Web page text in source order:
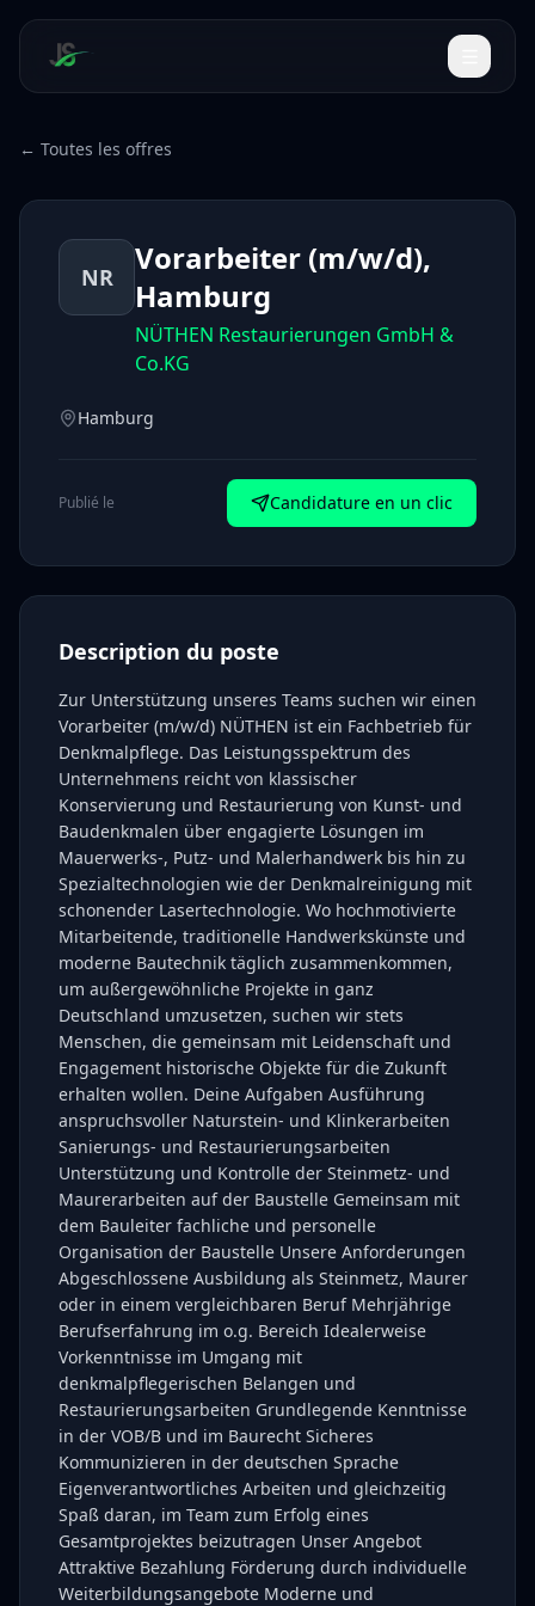
← Toutes les offres
NR
Vorarbeiter (m/w/d),
Hamburg
NÜTHEN Restaurierungen GmbH &
Co.KG
Hamburg
Publié le Candidature en un clic
Description du poste
Zur Unterstützung unseres Teams suchen wir einen
Vorarbeiter (m/w/d) NÜTHEN ist ein Fachbetrieb für
Denkmalpflege. Das Leistungsspektrum des
Unternehmens reicht von klassischer
Konservierung und Restaurierung von Kunst- und
Baudenkmalen über engagierte Lösungen im
Mauerwerks-, Putz- und Malerhandwerk bis hin zu
Spezialtechnologien wie der Denkmalreinigung mit
schonender Lasertechnologie. Wo hochmotivierte
Mitarbeitende, traditionelle Handwerkskünste und
moderne Bautechnik täglich zusammenkommen,
um außergewöhnliche Projekte in ganz
Deutschland umzusetzen, suchen wir stets
Menschen, die gemeinsam mit Leidenschaft und
Engagement historische Objekte für die Zukunft
erhalten wollen. Deine Aufgaben Ausführung
anspruchsvoller Naturstein- und Klinkerarbeiten
Sanierungs- und Restaurierungsarbeiten
Unterstützung und Kontrolle der Steinmetz- und
Maurerarbeiten auf der Baustelle Gemeinsam mit
dem Bauleiter fachliche und personelle
Organisation der Baustelle Unsere Anforderungen
Abgeschlossene Ausbildung als Steinmetz, Maurer
oder in einem vergleichbaren Beruf Mehrjährige
Berufserfahrung im o.g. Bereich Idealerweise
Vorkenntnisse im Umgang mit
denkmalpflegerischen Belangen und
Restaurierungsarbeiten Grundlegende Kenntnisse
in der VOB/B und im Baurecht Sicheres
Kommunizieren in der deutschen Sprache
Eigenverantwortliches Arbeiten und gleichzeitig
Spaß daran, im Team zum Erfolg eines
Gesamtprojektes beizutragen Unser Angebot
Attraktive Bezahlung Förderung durch individuelle
Weiterbildungsangebote Moderne und